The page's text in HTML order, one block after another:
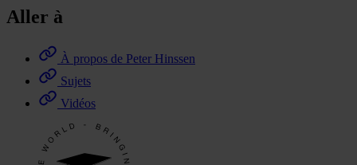
Aller à
À propos de Peter Hinssen
Sujets
Vidéos